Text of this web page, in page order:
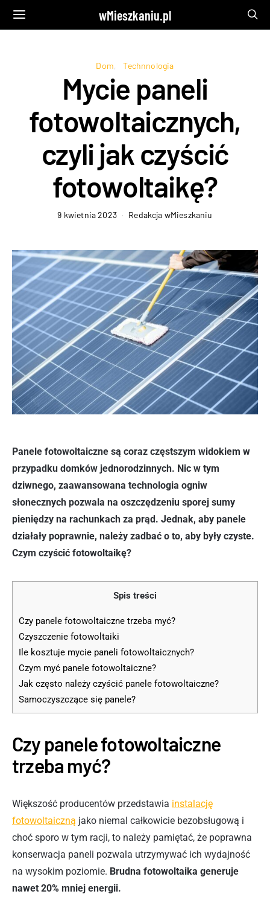
wMieszkaniu.pl
Dom Technnologia
Mycie paneli
fotowoltaicznych,
czyli jak czyścić
fotowoltaikę?
9 kwietnia 2023 Redakcja wMieszkaniu
Panele fotowoltaiczne są coraz częstszym widokiem w
przypadku domków jednorodzinnych. Nic w tym
dziwnego, zaawansowana technologia ogniw
słonecznych pozwala na oszczędzeniu sporej sumy
pieniędzy na rachunkach za prąd. Jednak, aby panele
działały poprawnie, należy zadbać o to, aby były czyste.
Czym czyścić fotowoltaikę?
Spis treści
Czy panele fotowoltaiczne trzeba myć?
Czyszczenie fotowoltaiki
Ile kosztuje mycie paneli fotowoltaicznych?
Czym myć panele fotowoltaiczne?
Jak często należy czyścić panele fotowoltaiczne?
Samoczyszczące się panele?
Czy panele fotowoltaiczne
trzeba myć?
Większość producentów przedstawia instalację
fotowoltaiczną jako niemal całkowicie bezobsługową i
choć sporo w tym racji, to należy pamiętać, że poprawna
konserwacja paneli pozwala utrzymywać ich wydajność
na wysokim poziomie. Brudna fotowoltaika generuje
nawet 20% mniej energii.